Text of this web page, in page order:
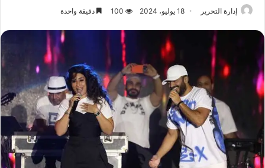
إدارة التحرير 18 يوليو، 2024 100 دقيقة واحدة